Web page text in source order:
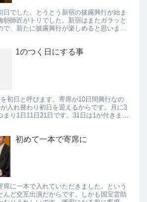
日でした。とうとう新宿の披露興行が始ま
朝師匠がトリでした。新宿はまたガラッと
で、新たに披露興行が楽しめると思いま
1のつく日にする事
初日と呼びます。寄席が10日間興行なの
入れ替わり初日を迎えるからです。月に3
まり1日11日21日です。31日は1が付きます
初めて一本で寄席に
席に一本で入れていただきました。という
んど交互出演だからです。しかも国宝雲助